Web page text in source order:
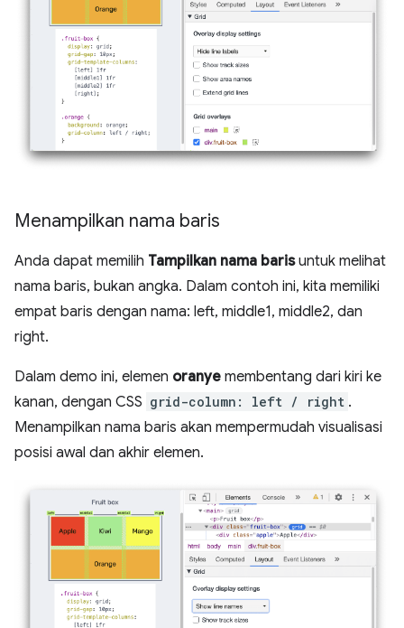
Menampilkan nama baris
Anda dapat memilih Tampilkan nama barisuntuk melihat
nama baris, bukan angka. Dalam contoh ini, kita memiliki
empat baris dengan nama: left, middle1, middle2, dan
right.
Dalam demo ini, elemen oranye membentang dari kiri ke
kanan, dengan CSS grid-column: left / right .
Menampilkan nama baris akan mempermudah visualisasi
posisi awal dan akhir elemen.